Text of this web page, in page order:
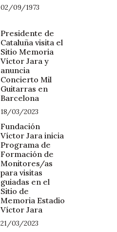
02/09/1973
Presidente de
Cataluña visita el
Sitio Memoria
Víctor Jara y
anuncia
Concierto Mil
Guitarras en
Barcelona
18/03/2023
Fundación
Víctor Jara inicia
Programa de
Formación de
Monitores/as
para visitas
guiadas en el
Sitio de
Memoria Estadio
Víctor Jara
21/03/2023